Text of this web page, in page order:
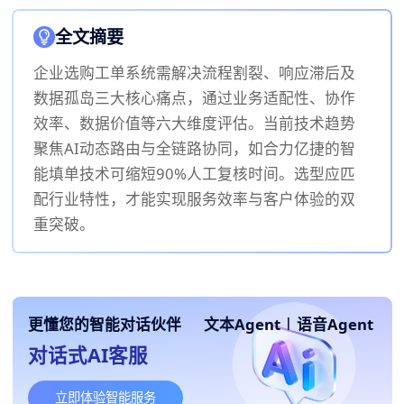
全文摘要
企业选购工单系统需解决流程割裂、响应滞后及
数据孤岛三大核心痛点，通过业务适配性、协作
效率、数据价值等六大维度评估。当前技术趋势
聚焦AI动态路由与全链路协同，如合力亿捷的智
能填单技术可缩短90%人工复核时间。选型应匹
配行业特性，才能实现服务效率与客户体验的双
重突破。
更懂您的智能对话伙伴 文本Agent | 语音Agent
对话式AI客服
立即体验智能服务